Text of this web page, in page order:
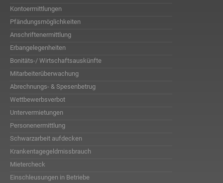
Kontoermittlungen
Pfändungsmöglichkeiten
Anschriftenermittlung
Erbangelegenheiten
Bonitäts-/ Wirtschaftsauskünfte
Mitarbeiterüberwachung
Abrechnungs- & Spesenbetrug
Wettbewerbsverbot
Untervermietungen
Personenermittlung
Schwarzarbeit aufdecken
Krankentagegeldmissbrauch
Mietercheck
Einschleusungen in Betriebe